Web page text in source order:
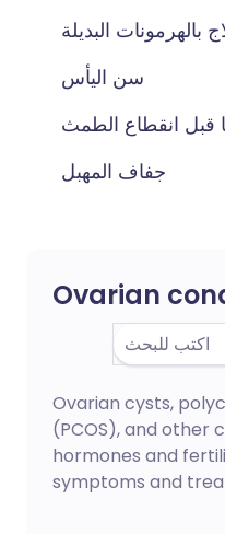
سن اليأس
قبل انقطاع الطمث
جفاف المهبل
Ovarian
Ovarian cysts,
(PCOS), and other
hormones and
symptoms and